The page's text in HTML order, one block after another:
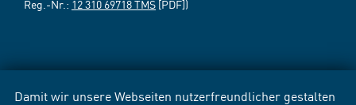
Damit wir unsere Webseiten nutzerfreundlicher gestalten
Reg.-Nr.: 12 310 69718 TMS [PDF])